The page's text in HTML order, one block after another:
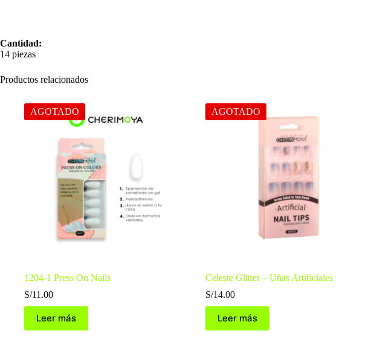
Cantidad:
14 piezas
Productos relacionados
AGOTADO
1204-1 Press On Nails
S/11.00
Leer más
AGOTADO
Celeste Glitter – Uñas Artificiales
S/14.00
Leer más